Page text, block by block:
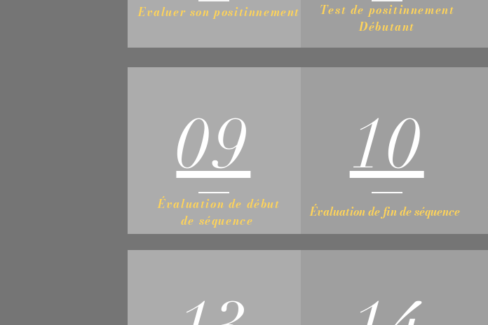
Evaluer son positinnement
Test de positinnement
Débutant
09
Évaluation de début
de séquence
10
Évaluation de fin de séquence